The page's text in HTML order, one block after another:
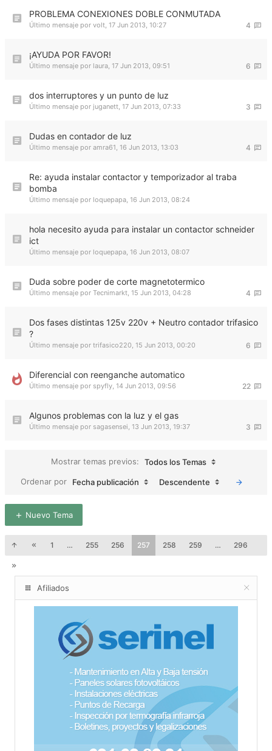
PROBLEMA CONEXIONES DOBLE CONMUTADA
4
Último mensaje por volt, 17 Jun 2013, 10:27
¡AYUDA POR FAVOR!
6
Último mensaje por laura, 17 Jun 2013, 09:51
dos interruptores y un punto de luz
3
Último mensaje por juganett, 17 Jun 2013, 07:33
Dudas en contador de luz
4
Último mensaje por amra61, 16 Jun 2013, 13:03
Re: ayuda instalar contactor y temporizador al traba
bomba
Último mensaje por loquepapa, 16 Jun 2013, 08:24
hola necesito ayuda para instalar un contactor schneider
ict
Último mensaje por loquepapa, 16 Jun 2013, 08:07
Duda sobre poder de corte magnetotermico
4
Último mensaje por Tecnimarkt, 15 Jun 2013, 04:28
Dos fases distintas 125v 220v + Neutro contador trifasico
?
6
Último mensaje por trifasico220, 15 Jun 2013, 00:20
Diferencial con reenganche automatico
22
Último mensaje por spyfly, 14 Jun 2013, 09:56
Algunos problemas con la luz y el gas
3
Último mensaje por sagasensei, 13 Jun 2013, 19:37
Mostrar temas previos:
Todos los Temas
Ordenar por
Fecha publicación Descendente
Nuevo Tema
1 … 255 256 257 258 259 … 296
Afiliados